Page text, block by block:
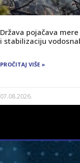
Država pojačava
i stabilizaciju
PROČITAJ VIŠE »
07.08.2026.